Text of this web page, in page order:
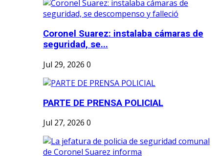
Coronel Suarez: instalaba cámaras de
seguridad, se...
Jul 29, 2026 0
PARTE DE PRENSA POLICIAL
Jul 27, 2026 0